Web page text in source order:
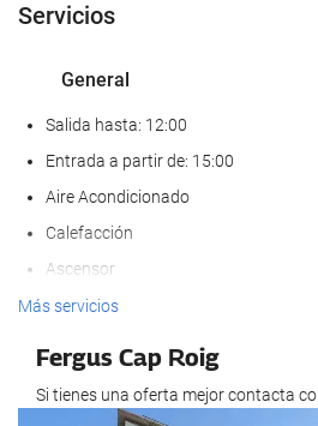
Servicios
General
Salida hasta: 12:00
Entrada a partir de: 15:00
Aire Acondicionado
Calefacción
Ascensor
Adaptado para personas con
Hotel no fumadores
No admite mascotas
Más servicios
Fergus Cap Roig
Si tienes una oferta mejor contacta